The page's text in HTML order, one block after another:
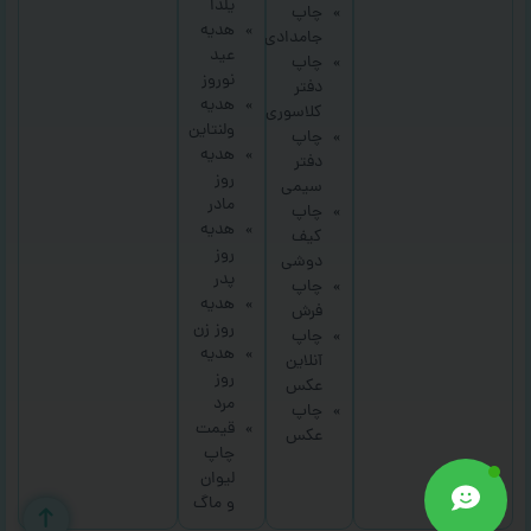
چاپ
جامدادی
چاپ
دفتر
کلاسوری
چاپ
دفتر
سیمی
چاپ
کیف
دوشی
چاپ
فرش
چاپ
آنلاین
عکس
چاپ
عکس
یلدا
هدیه
عید
نوروز
هدیه
ولنتاین
هدیه
روز
مادر
هدیه
روز
پدر
هدیه
روز زن
هدیه
روز
مرد
قیمت
چاپ
لیوان
و ماگ